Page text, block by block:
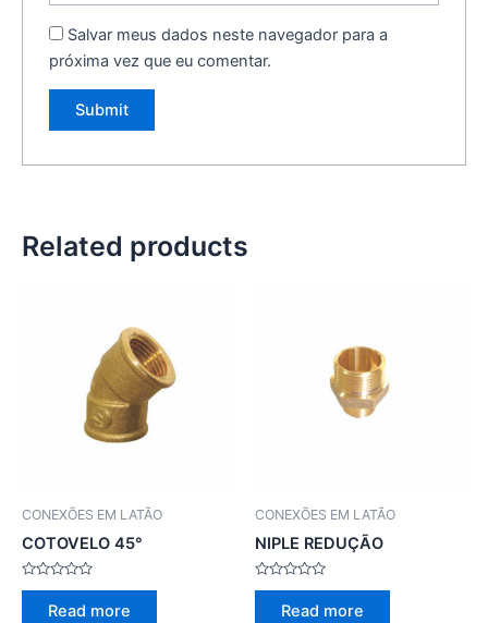
Salvar meus dados neste navegador para a
próxima vez que eu comentar.
Related products
CONEXÕES EM LATÃO
COTOVELO 45°
Rated
Read more
CONEXÕES EM LATÃO
NIPLE REDUÇÃO
Rated
Read more